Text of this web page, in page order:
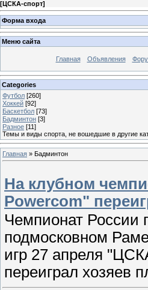
[ЦСКА-спорт]
Форма входа
Меню сайта
Главная Объявления
Categories
Футбол [260]
Хоккей [92]
Баскетбол [73]
Бадминтон [3]
Разное [11]
Темы и виды спорта, не вошедшие в другие
Главная » Бадминтон
На клубном
Powercom"
Чемпионат России
подмосковном
игр 27 апреля
переиграл хозяев